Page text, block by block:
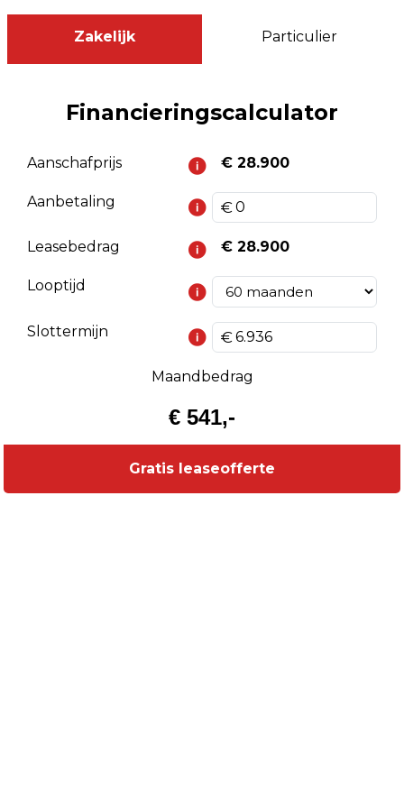
Zakelijk Particulier
Financieringscalculator
Aanschafprijs € 28.900
Aanbetaling
Leasebedrag € 28.900
Looptijd
Slottermijn
Maandbedrag
€ 541,-
Gratis leaseofferte